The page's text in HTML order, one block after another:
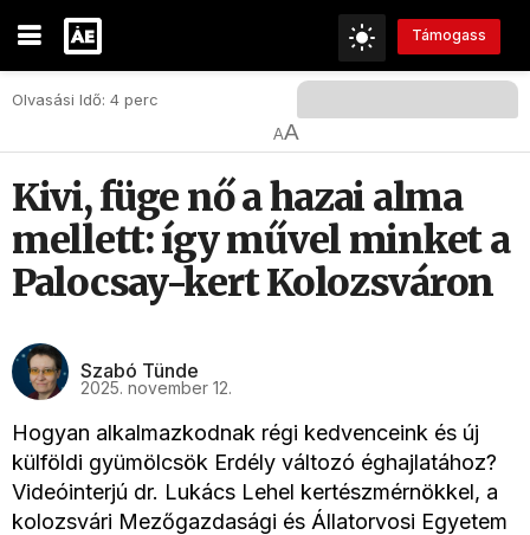
Támogass
Olvasási Idő: 4 perc
AA
Kivi, füge nő a hazai alma
mellett: így művel minket a
Palocsay-kert Kolozsváron
Szabó Tünde
2025. november 12.
Hogyan alkalmazkodnak régi kedvenceink és új
külföldi gyümölcsök Erdély változó éghajlatához?
Videóinterjú dr. Lukács Lehel kertészmérnökkel, a
kolozsvári Mezőgazdasági és Állatorvosi Egyetem